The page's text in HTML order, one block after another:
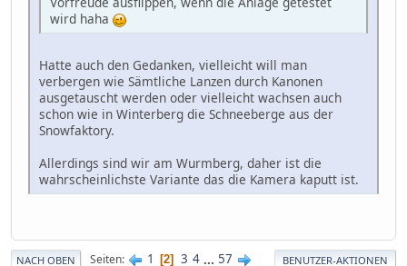
wird haha
Hatte auch den Gedanken, vielleicht will man
verbergen wie Sämtliche Lanzen durch Kanonen
ausgetauscht werden oder vielleicht wachsen auch
schon wie in Winterberg die Schneeberge aus der
Snowfaktory.
Allerdings sind wir am Wurmberg, daher ist die
wahrscheinlichste Variante das die Kamera kaputt ist.
NACH OBEN Seiten 1 2 3 4 ... 57 BENUTZER-AKTIONEN